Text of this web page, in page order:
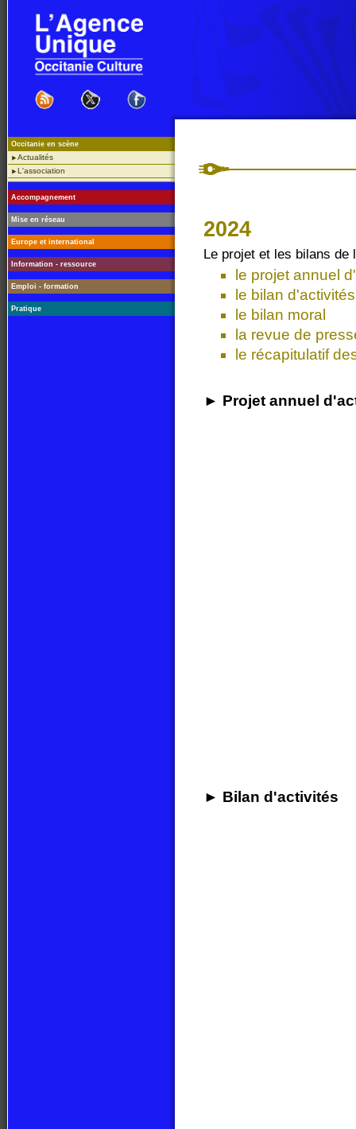
Occitanie en scène
Actualités
L'association
Accompagnement
Mise en réseau
Europe et international
Information - ressource
Emploi - formation
Pratique
2024
Le projet et les bilans de
le projet annuel
le bilan d'activités
le bilan moral
la revue de
le récapitulatif
► Projet annuel
► Bilan d'activités